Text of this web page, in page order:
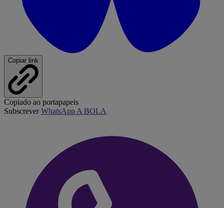
Copiar link
Copiado ao portapapeis
SubscreverWhatsApp A BOLA